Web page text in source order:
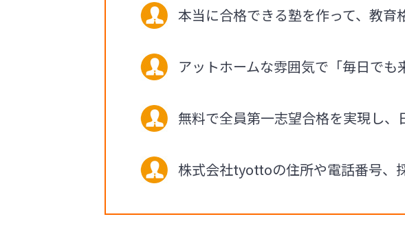
本当に合格できる塾を作って、教育
アットホームな雰囲気で「毎日でも
無料で全員第一志望合格を実現し、
株式会社tyottoの住所や電話番号、